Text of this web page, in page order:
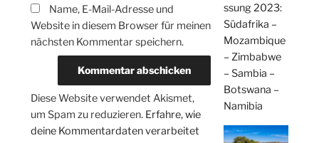
Name, E-Mail-Adresse und
Website in diesem Browser für meinen
nächsten Kommentar speichern.
Diese Website verwendet Akismet,
um Spam zu reduzieren. Erfahre, wie
deine Kommentardaten verarbeitet
ssung 2023:
Südafrika –
Mozambique
– Zimbabwe
– Sambia –
Botswana –
Namibia